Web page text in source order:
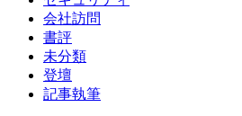
会社訪問
書評
未分類
登壇
記事執筆